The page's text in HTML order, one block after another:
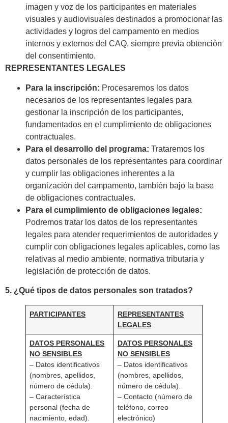
imagen y voz de los participantes en materiales
visuales y audiovisuales destinados a promocionar las
actividades y logros del campamento en medios
internos y externos del CAQ, siempre previa obtención
del consentimiento.
REPRESENTANTES LEGALES
Para la inscripción: Procesaremos los datos
necesarios de los representantes legales para
gestionar la inscripción de los participantes,
fundamentados en el cumplimiento de obligaciones
contractuales.
Para el desarrollo del programa: Trataremos los
datos personales de los representantes para coordinar
y cumplir las obligaciones inherentes a la
organización del campamento, también bajo la base
de obligaciones contractuales.
Para el cumplimiento de obligaciones legales:
Podremos tratar los datos de los representantes
legales para atender requerimientos de autoridades y
cumplir con obligaciones legales aplicables, como las
relativas al medio ambiente, normativa tributaria y
legislación de protección de datos.
5. ¿Qué tipos de datos personales son tratados?
PARTICIPANTES
REPRESENTANTES
LEGALES
DATOS PERSONALES
NO SENSIBLES
– Datos identificativos
(nombres, apellidos,
número de cédula).
– Característica
personal (fecha de
nacimiento, edad).
DATOS PERSONALES
NO SENSIBLES
– Datos identificativos
(nombres, apellidos,
número de cédula).
– Contacto (número de
teléfono, correo
electrónico)